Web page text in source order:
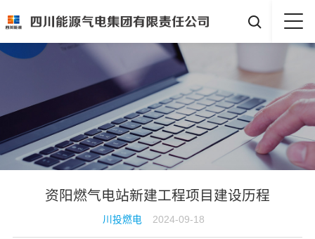

资阳燃气电站新建工程项目建设历程
川投燃电 2024-09-18